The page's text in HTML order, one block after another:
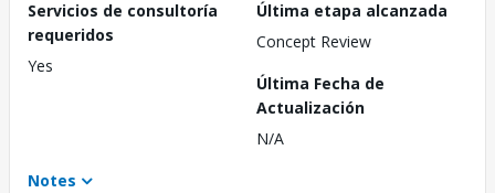
Servicios de consultoría
requeridos
Yes
Última etapa alcanzada
Concept Review
Última Fecha de
Actualización
N/A
Notes